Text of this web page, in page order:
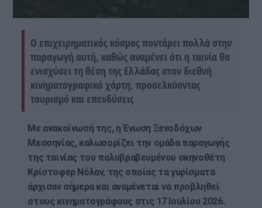
Ο επιχειρηματικός κόσμος ποντάρει πολλά στην
παραγωγή αυτή, καθώς αναμένει ότι η ταινία θα
ενισχύσει τη θέση της Ελλάδας στον διεθνή
κινηματογραφικό χάρτη, προσελκύοντας
τουρισμό και επενδύσεις
Με ανακοίνωσή της, η Ένωση Ξενοδόχων
Μεσσηνίας, καλωσορίζει την ομάδα παραγωγής
της ταινίας του πολυβραβευμένου σκηνοθέτη
Κρίστοφερ Νόλαν, της οποίας τα γυρίσματα
άρχισαν σήμερα και αναμένεται να προβληθεί
στους κινηματογράφους στις 17 Ιουλίου 2026.